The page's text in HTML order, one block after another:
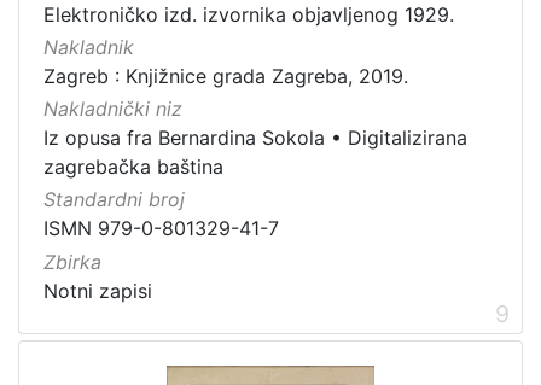
Elektroničko izd. izvornika objavljenog 1929.
Nakladnik
Zagreb : Knjižnice grada Zagreba, 2019.
Nakladnički niz
Iz opusa fra Bernardina Sokola • Digitalizirana
zagrebačka baština
Standardni broj
ISMN 979-0-801329-41-7
Zbirka
Notni zapisi
9